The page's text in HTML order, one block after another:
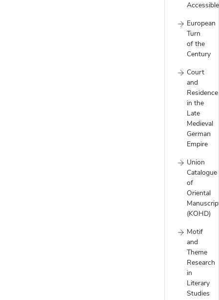
Accessible
European
Turn
of the
Century
Court
and
Residence
in the
Late
Medieval
German
Empire
Union
Catalogue
of
Oriental
(KOHD)
Motif
and
Theme
Research
in
Literary
Studies